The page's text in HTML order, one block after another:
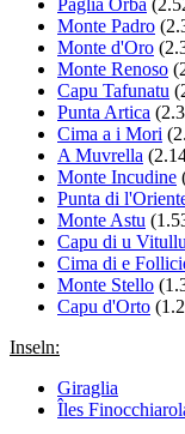
Paglia Orba
Monte Padro
Monte d'Oro
Monte Renoso
Capu Tafunatu
Punta Artica
Cima a i Mori
A Muvrella
Monte Incudine
Punta di
Monte Astu
Capu di u Vitullu
Cima di e
Monte Stello
Capu d'Orto
Inseln:
Giraglia
Îles